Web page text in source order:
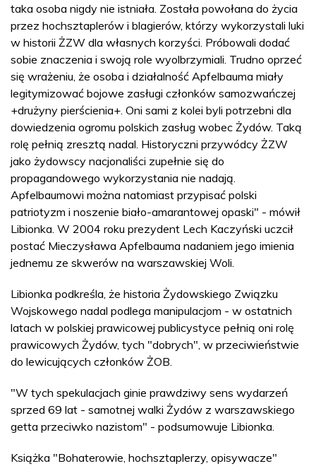
taka osoba nigdy nie istniała. Została powołana do życia
przez hochsztaplerów i blagierów, którzy wykorzystali luki
w historii ŻZW dla własnych korzyści. Próbowali dodać
sobie znaczenia i swoją role wyolbrzymiali. Trudno oprzeć
się wrażeniu, że osoba i działalność Apfelbauma miały
legitymizować bojowe zasługi członków samozwańczej
+drużyny pierścienia+. Oni sami z kolei byli potrzebni dla
dowiedzenia ogromu polskich zasług wobec Żydów. Taką
rolę pełnią zresztą nadal. Historyczni przywódcy ŻZW
jako żydowscy nacjonaliści zupełnie się do
propagandowego wykorzystania nie nadają.
Apfelbaumowi można natomiast przypisać polski
patriotyzm i noszenie biało-amarantowej opaski" - mówił
Libionka. W 2004 roku prezydent Lech Kaczyński uczcił
postać Mieczysława Apfelbauma nadaniem jego imienia
jednemu ze skwerów na warszawskiej Woli.
Libionka podkreśla, że historia Żydowskiego Związku
Wojskowego nadal podlega manipulacjom - w ostatnich
latach w polskiej prawicowej publicystyce pełnią oni rolę
prawicowych Żydów, tych "dobrych", w przeciwieństwie
do lewicujących członków ŻOB.
"W tych spekulacjach ginie prawdziwy sens wydarzeń
sprzed 69 lat - samotnej walki Żydów z warszawskiego
getta przeciwko nazistom" - podsumowuje Libionka.
Książka "Bohaterowie, hochsztaplerzy, opisywacze"